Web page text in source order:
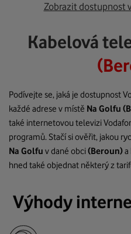
Zobrazit dostupnost
Kabelová
Podívejte se, jaká je dostupnost
každé adrese v místě Na Golfu
také internetovou televizi
programů. Stačí si ověřit, jakou
Na Golfu v dané obci(Beroun)a
hned také objednat některý z
Výhody